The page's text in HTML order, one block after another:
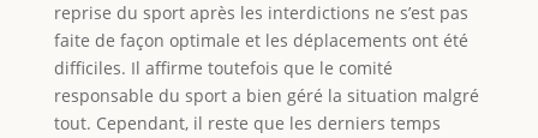
reprise du sport après les interdictions ne s’est pas
faite de façon optimale et les déplacements ont été
difficiles. Il affirme toutefois que le comité
responsable du sport a bien géré la situation malgré
tout. Cependant, il reste que les derniers temps